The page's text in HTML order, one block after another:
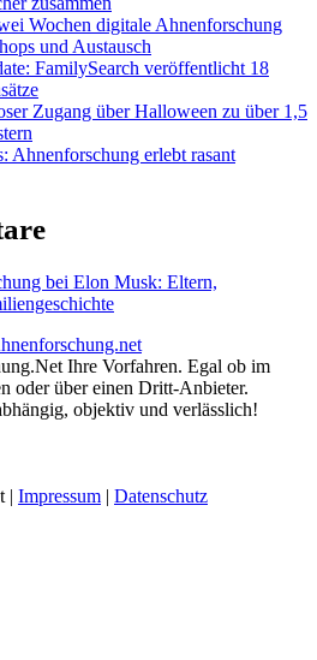
Wochen digitale Ahnenforschung
und Austausch
FamilySearch veröffentlicht 18
Zugang über Halloween zu über 1,5
Ahnenforschung erlebt rasant
bei Elon Musk: Eltern,
Ihre Vorfahren. Egal ob im
oder über einen Dritt-Anbieter.
objektiv und verlässlich!
| Impressum | Datenschutz